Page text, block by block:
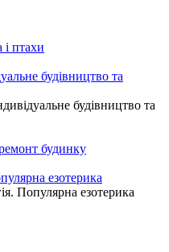
птахи
будівництво та
будівництво та
будинку
езотерика
Популярна езотерика